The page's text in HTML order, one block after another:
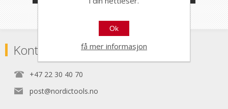
Kontaktinformasjon
+47 22 30 40 70
post@nordictools.no
Ok
få mer informasjon